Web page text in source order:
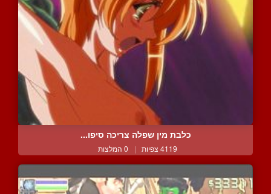
כלבת מין שפלה צריכה סיפו...
4119 צפיות | 0 המלצות